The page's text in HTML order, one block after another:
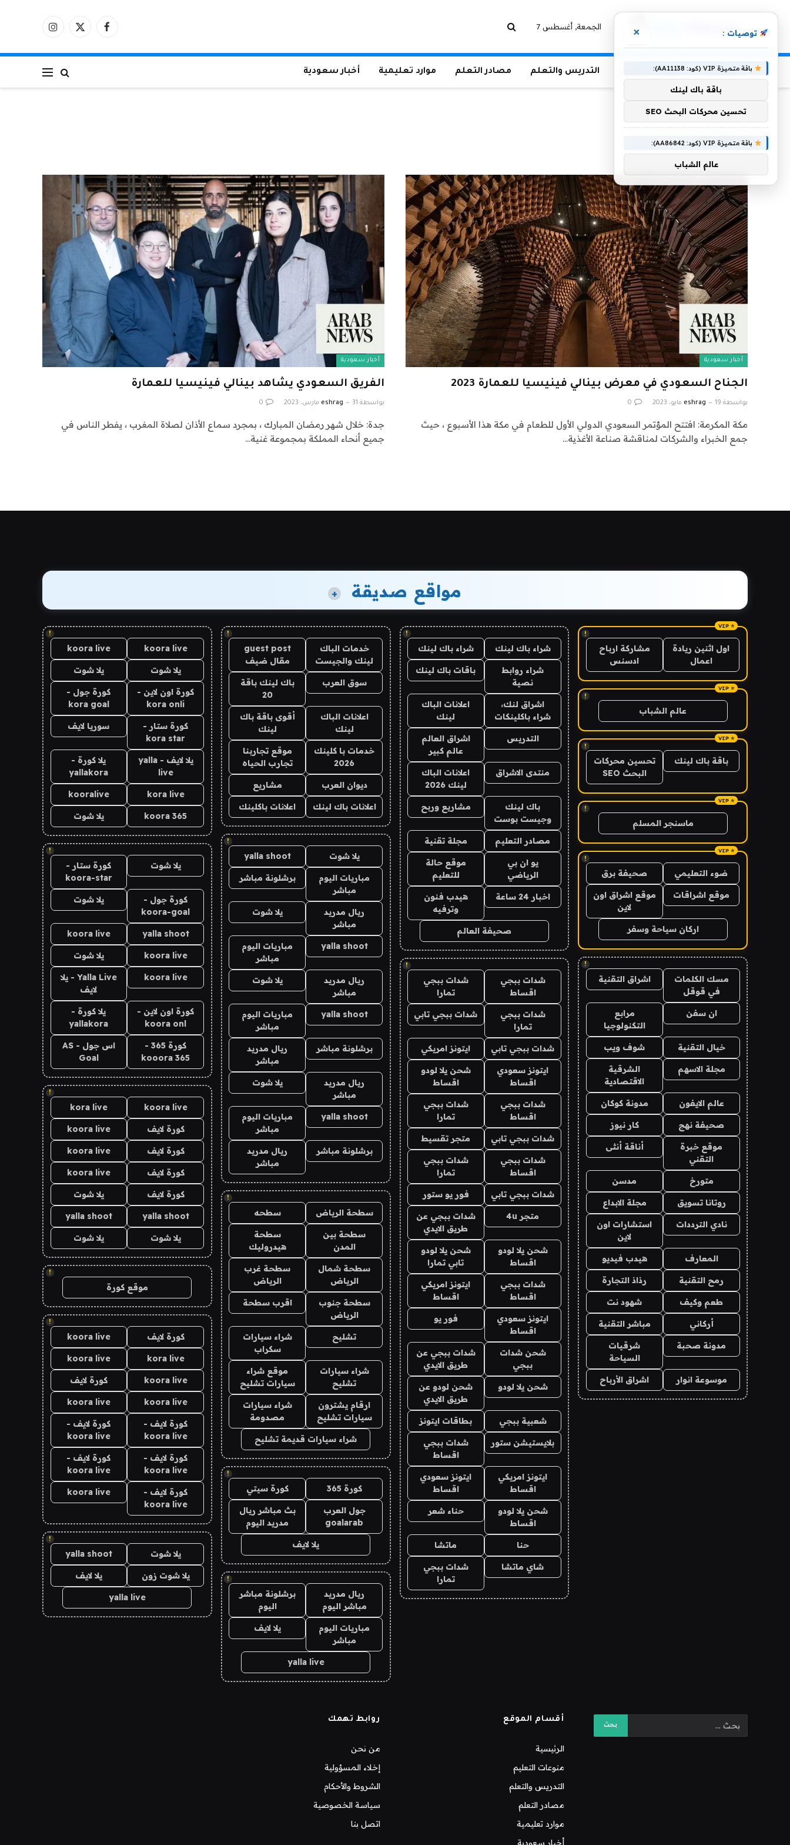
الجمعة, أغسطس 7 فيسبوكX
الانستغرام
الرئيسية منوعات التعليم التدريس والتعلم مصادر التعلم موارد تعليمية أخبار سعودية
فينيسيا
أخبار سعودية
الجناح السعودي في معرض بينالي فينيسيا للعمارة 2023
بواسطة eshrag 19 مايو، 2023 0
مكة المكرمة: افتتح المؤتمر السعودي الدولي الأول للطعام في مكة هذا الأسبوع ، حيث
جمع الخبراء والشركات لمناقشة صناعة الأغذية…
أخبار سعودية
الفريق السعودي يشاهد بينالي فينيسيا للعمارة
بواسطة eshrag 31 مارس، 2023 0
جدة: خلال شهر رمضان المبارك ، بمجرد سماع الأذان لصلاة المغرب ، يفطر الناس في
جميع أنحاء المملكة بمجموعة غنية…
مواقع صديقة +
!
اول اثنين ريادة
اعمال
مشاركة ارباح
ادسنس
!
عالم الشباب
!
باقة باك لينك
تحسين محركات
البحث SEO
!
ماسنجر المسلم
!
ضوء التعليمي صحيفة برق
موقع اشراقات
موقع اشراق اون
لاين
اركان سياحة وسفر
!
مسك الكلمات
في قوقل
اشراق التقنية
ان سفن
مرابع
التكنولوجيا
خيال التقنية شوف ويب
مجلة الاسهم
الشرقية
الاقتصادية
عالم الايفون مدونة كوكان
صحيفة نهج كار نيوز
موقع خبرة
التقني
أناقة أنثى
متورخ مدسن
روتانا تسويق مجلة الابداع
نادي الترددات
استشارات اون
لاين
المعارف هيدب فيديو
رمح التقنية رذاذ التجارة
طعم وكيف شهود نت
أركاني مباشر التقنية
مدونة صحبة
شرقيات
السياحة
موسوعة انوار اشراق الأرباح
!
شراء باك لينك شراء باك لينك
شراء روابط
نصية
باقات باك لينك
اشراق لنك،
شراء باكلينكات
اعلانات الباك
لينك
التدريس
اشراق العالم
عالم كبير
منتدى الاشراق
اعلانات الباك
لينك 2026
باك لينك
وجيست بوست
مشاريع وربح
مصادر التعليم مجلة تقنية
يو ان بي
الرياضي
موقع حالة
للتعليم
اخبار 24 ساعة
هيدب فنون
وترفيه
صحيفة العالم
!
شدات ببجي
اقساط
شدات ببجي
تمارا
شدات ببجي
تمارا
شدات ببجي تابي
شدات ببجي تابي ايتونز امريكي
ايتونز سعودي
اقساط
شحن يلا لودو
اقساط
شدات ببجي
اقساط
شدات ببجي
تمارا
شدات ببجي تابي متجر تقسيط
شدات ببجي
اقساط
شدات ببجي
تمارا
شدات ببجي تابي فور يو ستور
متجر 4u
شدات ببجي عن
طريق الايدي
شحن يلا لودو
اقساط
شحن يلا لودو
تابي تمارا
شدات ببجي
اقساط
ايتونز امريكي
اقساط
ايتونز سعودي
اقساط
فور يو
شحن شدات
ببجي
شدات ببجي عن
طريق الايدي
شحن يلا لودو
شحن لودو عن
طريق الايدي
شعبية ببجي بطاقات ايتونز
بلايستيشن ستور
شدات ببجي
اقساط
ايتونز امريكي
اقساط
ايتونز سعودي
اقساط
شحن يلا لودو
اقساط
حناء شعر
حنا ماتشا
شاي ماتشا
شدات ببجي
تمارا
!
خدمات الباك
لينك والجيست
guest post
مقال ضيف
سوق العرب
باك لينك باقة
20
اعلانات الباك
لينك
أقوى باقة باك
لينك
خدمات با كلينك
2026
موقع تجاربنا
تجارب الحياه
ديوان العرب مشاريع
اعلانات باك لينك اعلانات باكلينك
!
يلا شوت yalla shoot
مباريات اليوم
مباشر
برشلونة مباشر
ريال مدريد
مباشر
يلا شوت
yalla shoot
مباريات اليوم
مباشر
ريال مدريد
مباشر
يلا شوت
yalla shoot
مباريات اليوم
مباشر
برشلونة مباشر
ريال مدريد
مباشر
ريال مدريد
مباشر
يلا شوت
yalla shoot
مباريات اليوم
مباشر
برشلونة مباشر
ريال مدريد
مباشر
!
سطحة الرياض سطحه
سطحة بين
المدن
سطحة
هيدروليك
سطحة شمال
الرياض
سطحة غرب
الرياض
سطحة جنوب
الرياض
اقرب سطحة
تشليح
شراء سيارات
سكراب
شراء سيارات
تشليح
موقع شراء
سيارات تشليح
ارقام يشترون
سيارات تشليح
شراء سيارات
مصدومة
شراء سيارات قديمة تشليح
!
كورة 365 كورة سيتي
جول العرب
goalarab
بث مباشر ريال
مدريد اليوم
يلا لايف
!
ريال مدريد
مباشر اليوم
برشلونة مباشر
اليوم
مباريات اليوم
مباشر
يلا لايف
yalla live
!
koora live
koora live
يلا شوت يلا شوت
كورة اون لاين -
kora onli
كورة جول -
kora goal
كورة ستار -
kora star
سوريا لايف
يلا لايف - yalla
live
يلا كورة -
yallakora
kora live
kooralive
koora 365 يلا شوت
!
يلا شوت
كورة ستار -
koora-star
كورة جول -
koora-goal
يلا شوت
yalla shoot
koora live
koora live يلا شوت
koora live
Yalla Live - يلا
لايف
كورة اون لاين -
koora onl
يلا كورة -
yallakora
كورة 365 -
kooora 365
اس جول - AS
Goal
!
koora live
kora live
كورة لايف koora live
كورة لايف koora live
كورة لايف koora live
كورة لايف يلا شوت
yalla shoot
yalla shoot
يلا شوت يلا شوت
!
موقع كورة
!
كورة لايف koora live
kora live
koora live
koora live كورة لايف
koora live
koora live
كورة لايف -
koora live
كورة لايف -
koora live
كورة لايف -
koora live
كورة لايف -
koora live
كورة لايف -
koora live
koora live
!
يلا شوت yalla shoot
يلا شوت زون يلا لايف
yalla live
توصيات : ×
باقة متميزة VIP (كود: AA11138):
باقة باك لينك
تحسين محركات البحث SEO
باقة متميزة VIP (كود: AA86842):
عالم الشباب
أقسام الموقع
الرئيسية
منوعات التعليم
التدريس والتعلم
مصادر التعلم
موارد تعليمية
أخبار سعودية
روابط تهمك
من نحن
إخلاء المسؤولية
الشروط والأحكام
سياسة الخصوصية
اتصل بنا